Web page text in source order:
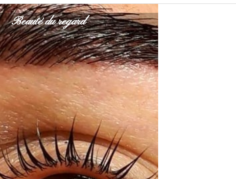
Beauté du regard